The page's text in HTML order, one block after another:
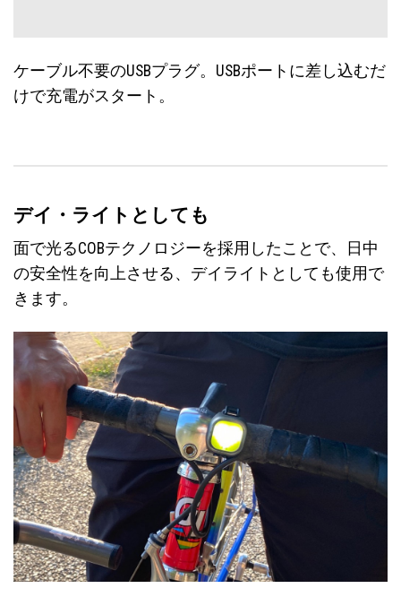
ケーブル不要のUSBプラグ。USBポートに差し込むだ
けで充電がスタート。
デイ・ライトとしても
面で光るCOBテクノロジーを採用したことで、日中
の安全性を向上させる、デイライトとしても使用で
きます。